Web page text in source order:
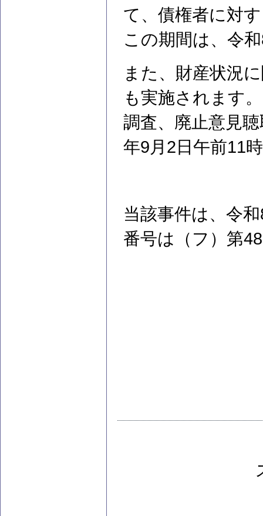
て、債権者に対
この期間は、令
また、財産状況
も実施されます
調査、廃止意見
年9月2日午前11
当該事件は、令
番号は（フ）第